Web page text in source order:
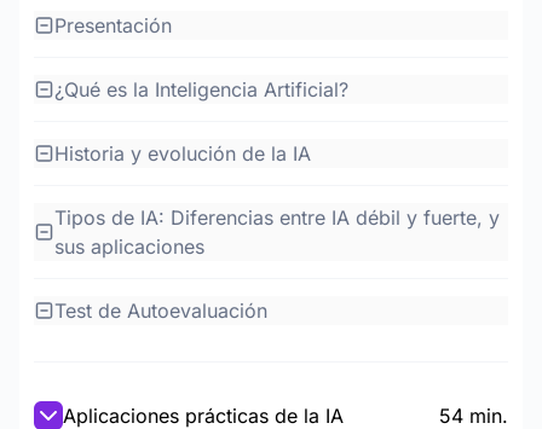
Presentación
¿Qué es la Inteligencia Artificial?
Historia y evolución de la IA
Tipos de IA: Diferencias entre IA débil y fuerte, y
sus aplicaciones
Test de Autoevaluación
Aplicaciones prácticas de la IA 54 min.